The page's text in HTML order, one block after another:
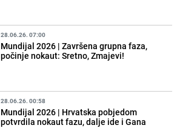
28.06.26. 07:00
Mundijal 2026 | Završena grupna faza,
počinje nokaut: Sretno, Zmajevi!
28.06.26. 00:58
Mundijal 2026 | Hrvatska pobjedom
potvrdila nokaut fazu, dalje ide i Gana